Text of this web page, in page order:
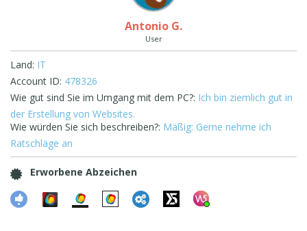
Antonio G.
User
Land: IT
Account ID: 478326
Wie gut sind Sie im Umgang mit dem PC?: Ich bin ziemlich gut in
der Erstellung von Websites.
Wie würden Sie sich beschreiben?: Mäßig: Gerne nehme ich
Ratschläge an
Erworbene Abzeichen